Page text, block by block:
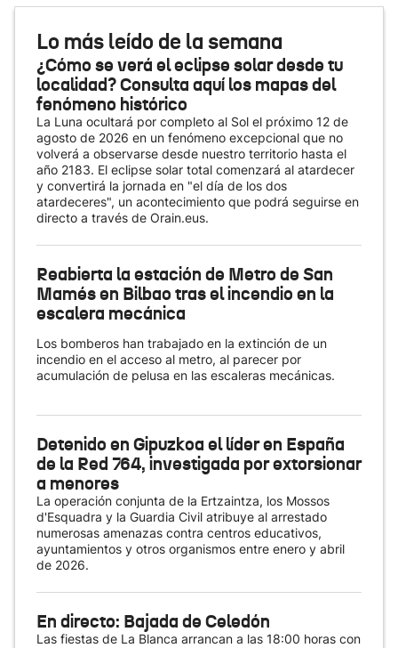
Lo más leído de la semana
¿Cómo se verá el eclipse solar desde tu
localidad? Consulta aquí los mapas del
fenómeno histórico
La Luna ocultará por completo al Sol el próximo 12 de
agosto de 2026 en un fenómeno excepcional que no
volverá a observarse desde nuestro territorio hasta el
año 2183. El eclipse solar total comenzará al atardecer
y convertirá la jornada en "el día de los dos
atardeceres", un acontecimiento que podrá seguirse en
directo a través de Orain.eus.
Reabierta la estación de Metro de San
Mamés en Bilbao tras el incendio en la
escalera mecánica
Los bomberos han trabajado en la extinción de un
incendio en el acceso al metro, al parecer por
acumulación de pelusa en las escaleras mecánicas.
Detenido en Gipuzkoa el líder en España
de la Red 764, investigada por extorsionar
a menores
La operación conjunta de la Ertzaintza, los Mossos
d'Esquadra y la Guardia Civil atribuye al arrestado
numerosas amenazas contra centros educativos,
ayuntamientos y otros organismos entre enero y abril
de 2026.
En directo: Bajada de Celedón
Las fiestas de La Blanca arrancan a las 18:00 horas con